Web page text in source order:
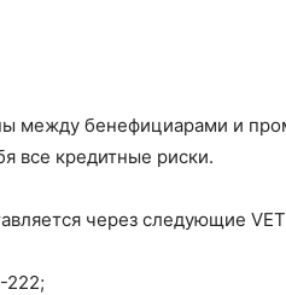
между бенефициарами и
все кредитные риски.
через следующие
222;